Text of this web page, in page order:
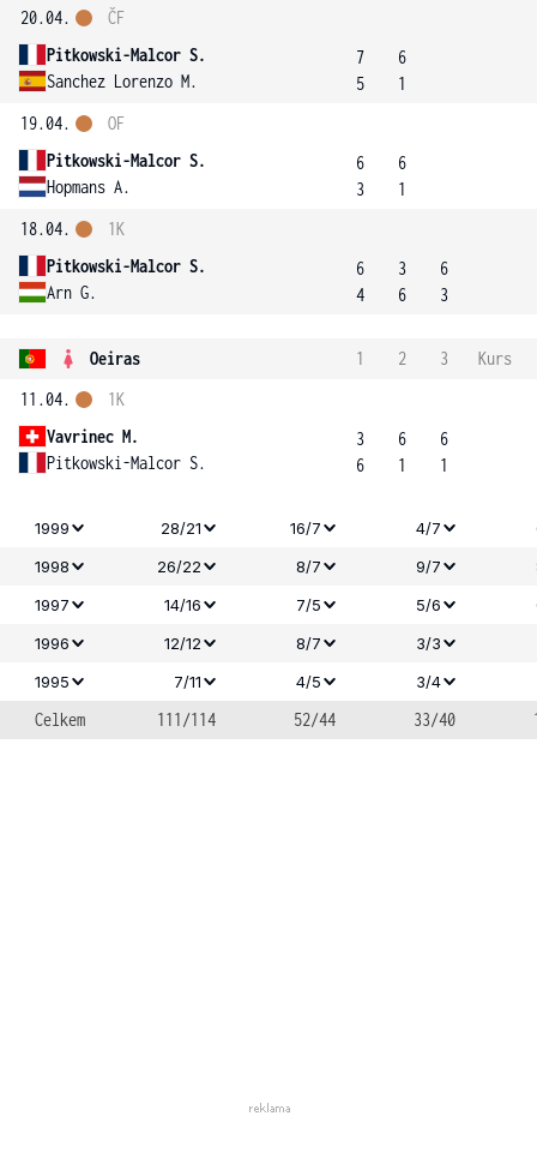
20.04.
Pitkowski-Malcor S.
Sanchez Lorenzo M.
ČF
7
5
6
1
19.04.
Pitkowski-Malcor S.
Hopmans A.
OF
6
3
6
1
18.04.
Pitkowski-Malcor S.
Arn G.
1K
6
4
3
6
6
3
Oeiras 1 2 3
Kurs
11.04.
Vavrinec M.
Pitkowski-Malcor S.
1K
3
6
6
1
6
1
1999 28/21 16/7 4/7
1998
26/22 8/7 9/7
1997
14/16 7/5 5/6
1996
12/12 8/7
3/3
1995
7/11 4/5 3/4
Celkem 111/114 52/44 33/40